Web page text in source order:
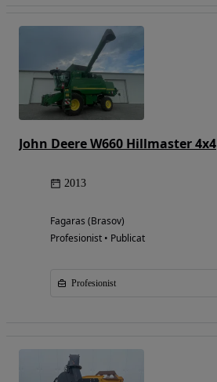
John Deere W660 Hillmaster 4x4
2013
Fagaras (Brasov)
Profesionist • Publicat
Profesionist